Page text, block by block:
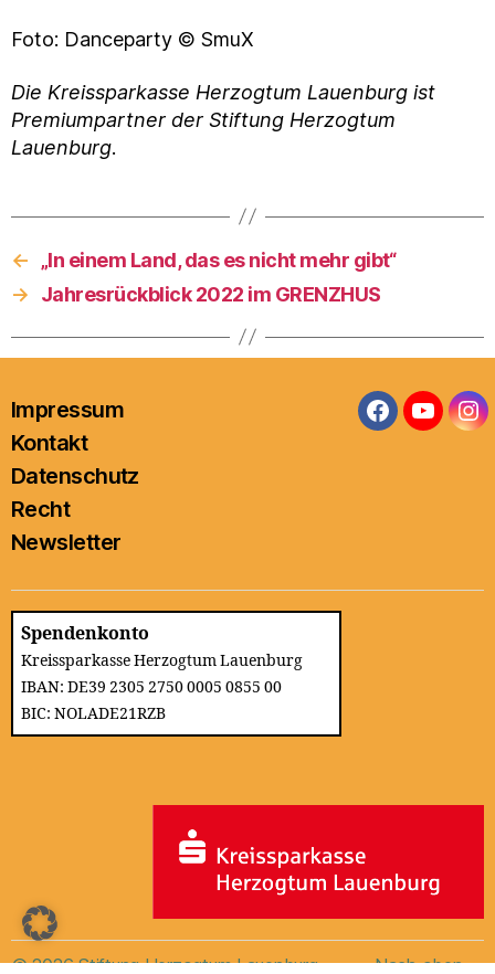
Foto: Danceparty © SmuX
Die Kreissparkasse Herzogtum Lauenburg ist
Premiumpartner der Stiftung Herzogtum
Lauenburg.
←
„In einem Land, das es nicht mehr gibt“
→
Jahresrückblick 2022 im GRENZHUS
Impressum
Kontakt
Datenschutz
Recht
Newsletter
Facebook
Spendenkonto
Kreissparkasse Herzogtum Lauenburg
IBAN: DE39 2305 2750 0005 0855 00
BIC: NOLADE21RZB
© 2026Stiftung Herzogtum Lauenburg Nach oben↑